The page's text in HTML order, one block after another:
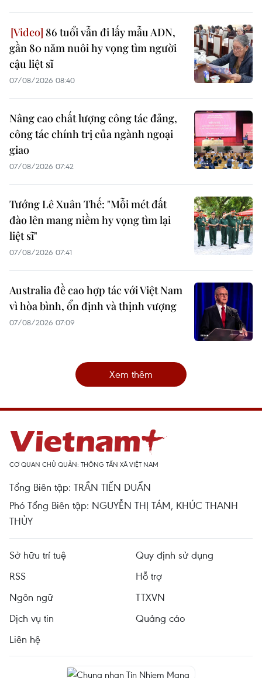
86 tuổi vẫn đi lấy mẫu ADN,
gần 80 năm nuôi hy vọng tìm người
cậu liệt sĩ
07/08/2026 08:40
Nâng cao chất lượng công tác đảng,
công tác chính trị của ngành ngoại
giao
07/08/2026 07:42
Tướng Lê Xuân Thế: "Mỗi mét đất
đào lên mang niềm hy vọng tìm lại
liệt sĩ"
07/08/2026 07:41
Australia đề cao hợp tác với Việt Nam
vì hòa bình, ổn định và thịnh vượng
07/08/2026 07:09
Xem thêm
CƠ QUAN CHỦ QUẢN: THÔNG TẤN XÃ VIỆT NAM
Tổng Biên tập: TRẦN TIẾN DUẨN
Phó Tổng Biên tập: NGUYỄN THỊ TÁM, KHÚC THANH
THỦY
Sở hữu trí tuệ
Quy định sử dụng
RSS
Hỗ trợ
Ngôn ngữ
TTXVN
Dịch vụ tin
Quảng cáo
Liên hệ